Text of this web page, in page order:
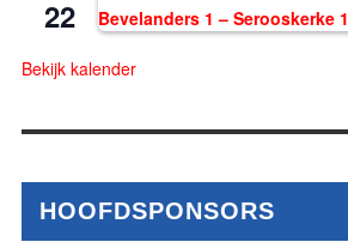
22 Bevelanders 1 – Serooskerke 1
Bekijk kalender
HOOFDSPONSORS